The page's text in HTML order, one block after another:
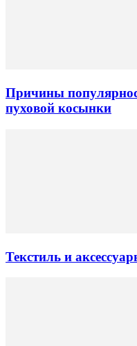
Причины
пуховой косынки
Текстиль и